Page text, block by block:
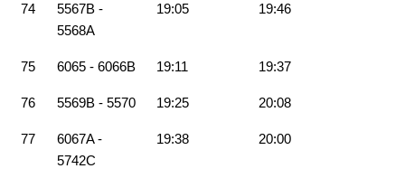
74
5567B -
5568A
19:05 19:46
75 6065 - 6066B 19:11 19:37
76 5569B - 5570 19:25 20:08
77
6067A -
5742C
19:38 20:00